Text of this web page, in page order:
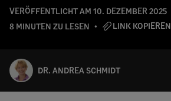
VERÖFFENTLICHT AM 10. DEZEMBER 2025
8 MINUTEN ZU LESEN
LINK KOPIEREN
DR. ANDREA SCHMIDT